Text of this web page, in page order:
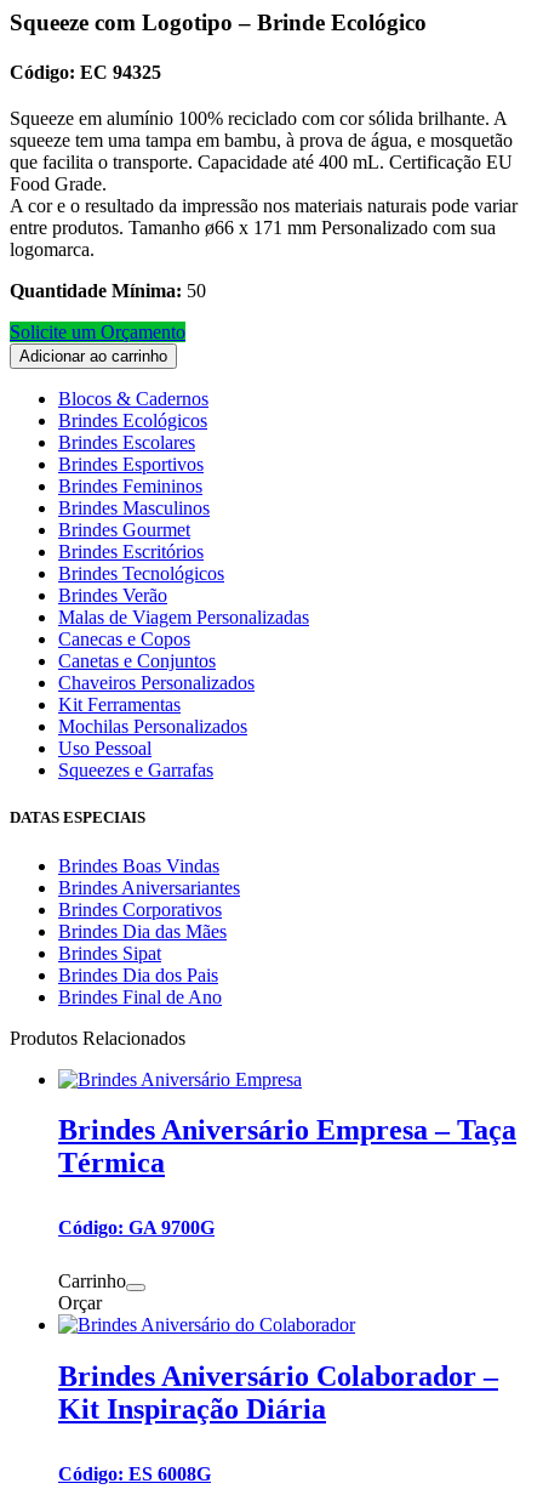
Squeeze com Logotipo – Brinde Ecológico
Código: EC 94325
Squeeze em alumínio 100% reciclado com cor sólida brilhante. A
squeeze tem uma tampa em bambu, à prova de água, e mosquetão
que facilita o transporte. Capacidade até 400 mL. Certificação EU
Food Grade.
A cor e o resultado da impressão nos materiais naturais pode variar
entre produtos. Tamanho ø66 x 171 mm Personalizado com sua
logomarca.
Quantidade Mínima: 50
Solicite um Orçamento
Adicionar ao carrinho
Blocos & Cadernos
Brindes Ecológicos
Brindes Escolares
Brindes Esportivos
Brindes Femininos
Brindes Masculinos
Brindes Gourmet
Brindes Escritórios
Brindes Tecnológicos
Brindes Verão
Malas de Viagem Personalizadas
Canecas e Copos
Canetas e Conjuntos
Chaveiros Personalizados
Kit Ferramentas
Mochilas Personalizados
Uso Pessoal
Squeezes e Garrafas
DATAS ESPECIAIS
Brindes Boas Vindas
Brindes Aniversariantes
Brindes Corporativos
Brindes Dia das Mães
Brindes Sipat
Brindes Dia dos Pais
Brindes Final de Ano
Produtos Relacionados
Brindes Aniversário Empresa – Taça
Térmica
Código: GA 9700G
Carrinho
Orçar
Brindes Aniversário Colaborador –
Kit Inspiração Diária
Código: ES 6008G